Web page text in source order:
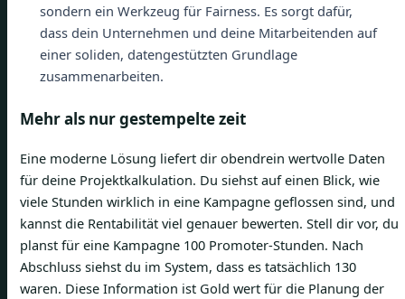
sondern ein Werkzeug für Fairness. Es sorgt dafür,
dass dein Unternehmen und deine Mitarbeitenden auf
einer soliden, datengestützten Grundlage
zusammenarbeiten.
Mehr als nur gestempelte zeit
Eine moderne Lösung liefert dir obendrein wertvolle Daten
für deine Projektkalkulation. Du siehst auf einen Blick, wie
viele Stunden wirklich in eine Kampagne geflossen sind, und
kannst die Rentabilität viel genauer bewerten. Stell dir vor, du
planst für eine Kampagne 100 Promoter-Stunden. Nach
Abschluss siehst du im System, dass es tatsächlich 130
waren. Diese Information ist Gold wert für die Planung der